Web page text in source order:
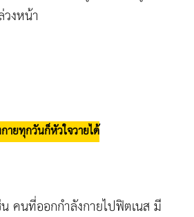
งหน้า
ายทุกวันก็หัวใจวายได้
คนที่ออกกำลังกายไปฟิตเนส มี